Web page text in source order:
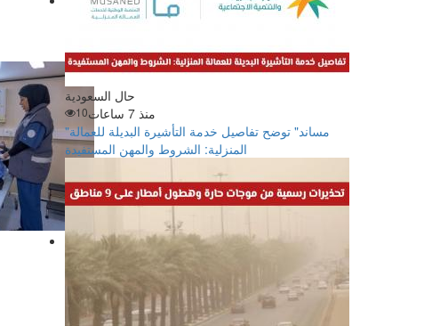
حال السعودية
منذ 7 ساعات
10
"مساند" توضح تفاصيل خدمة التأشيرة البديلة للعمالة
المنزلية: الشروط والمهن المستفيدة